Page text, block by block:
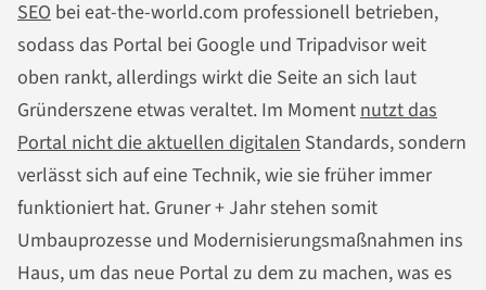
SEO bei eat-the-world.com professionell betrieben,
sodass das Portal bei Google und Tripadvisor weit
oben rankt, allerdings wirkt die Seite an sich laut
Gründerszene etwas veraltet. Im Moment nutzt das
Portal nicht die aktuellen digitalen Standards, sondern
verlässt sich auf eine Technik, wie sie früher immer
funktioniert hat. Gruner + Jahr stehen somit
Umbauprozesse und Modernisierungsmaßnahmen ins
Haus, um das neue Portal zu dem zu machen, was es